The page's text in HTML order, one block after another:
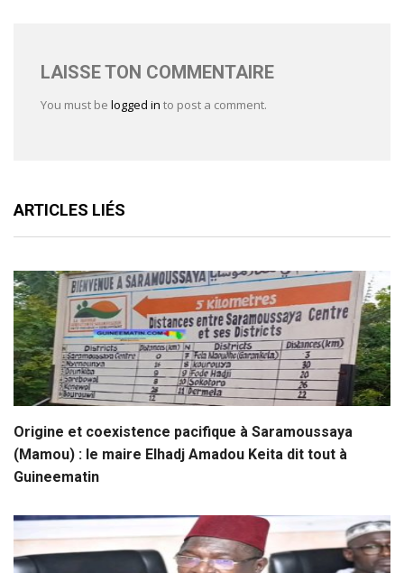
LAISSE TON COMMENTAIRE
You must be logged in to post a comment.
ARTICLES LIÉS
Origine et coexistence pacifique à Saramoussaya
(Mamou) : le maire Elhadj Amadou Keita dit tout à
Guineematin